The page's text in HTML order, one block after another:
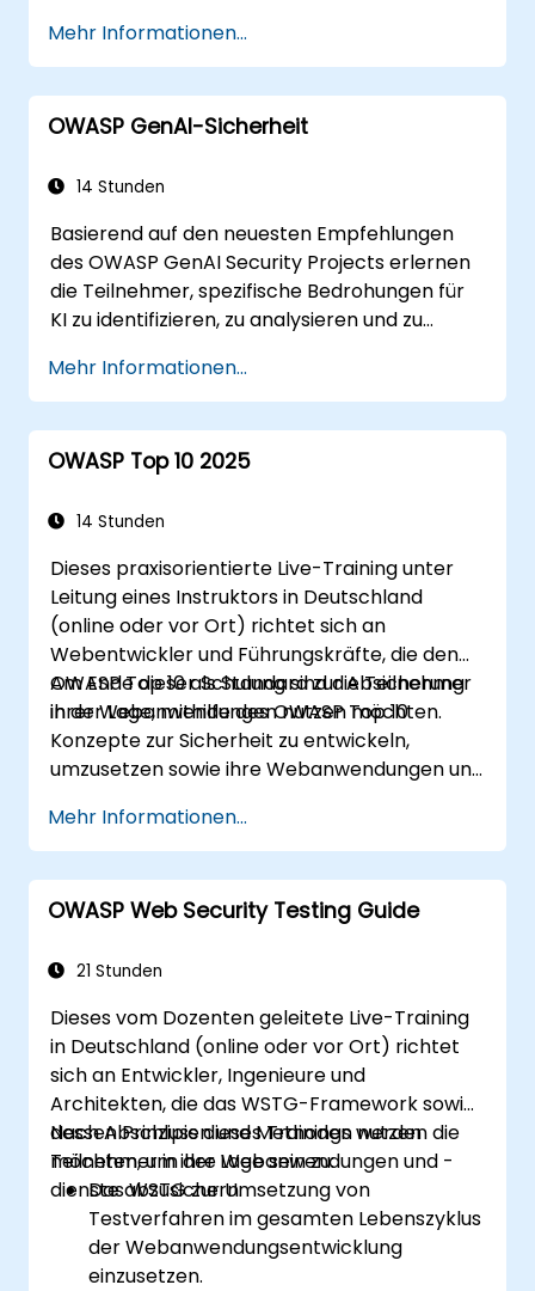
Mehr Informationen...
OWASP GenAI-Sicherheit
14 Stunden
Basierend auf den neuesten Empfehlungen
des OWASP GenAI Security Projects erlernen
die Teilnehmer, spezifische Bedrohungen für
KI zu identifizieren, zu analysieren und zu
sowie realistischer Beispiele.
Mehr Informationen...
OWASP Top 10 2025
14 Stunden
Dieses praxisorientierte Live-Training unter
Leitung eines Instruktors in Deutschland
(online oder vor Ort) richtet sich an
Webentwickler und Führungskräfte, die den
OWASP Top 10 als Standard zur Absicherung
ihrer Webanwendungen nutzen möchten.
Am Ende dieser Schulung sind die Teilnehmer
in der Lage, mithilfe des OWASP Top 10
Konzepte zur Sicherheit zu entwickeln,
umzusetzen sowie ihre Webanwendungen und
Mehr Informationen...
OWASP Web Security Testing Guide
21 Stunden
Dieses vom Dozenten geleitete Live-Training
in Deutschland (online oder vor Ort) richtet
sich an Entwickler, Ingenieure und
Architekten, die das WSTG-Framework sowie
dessen Prinzipien und Methoden nutzen
möchten, um ihre Webanwendungen und -
dienste abzusichern.
Nach Abschluss dieses Trainings werden die
Teilnehmer in der Lage sein zu:
Das WSTG zur Umsetzung von
Testverfahren im gesamten Lebenszyklus
der Webanwendungsentwicklung
einzusetzen.